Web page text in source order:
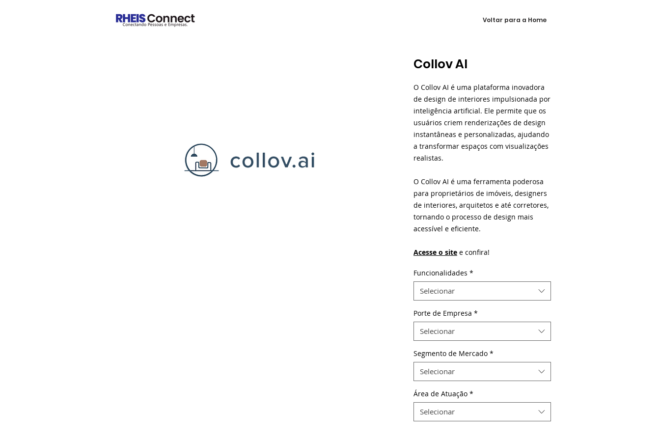
Voltar para a Home
Collov AI
O Collov AI é uma plataforma inovadora
de design de interiores impulsionada por
inteligência artificial. Ele permite que os
usuários criem renderizações de design
instantâneas e personalizadas, ajudando
a transformar espaços com visualizações
realistas.
O Collov AI é uma ferramenta poderosa
para proprietários de imóveis, designers
de interiores, arquitetos e até corretores,
tornando o processo de design mais
acessível e eficiente.
Acesse o site e confira!
Funcionalidades *
Selecionar
Porte de Empresa *
Selecionar
Segmento de Mercado *
Selecionar
Área de Atuação *
Selecionar